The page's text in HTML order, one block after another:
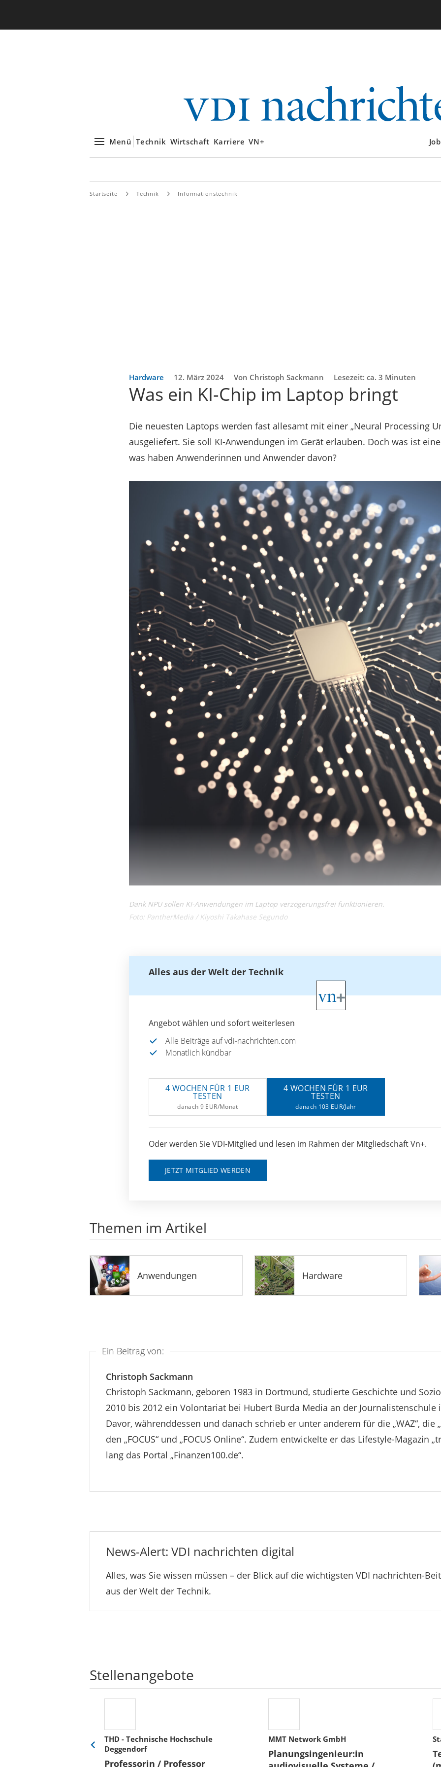
Menü Technik Wirtschaft Karriere VN+
Startseite Technik Informationstechnik
Hardware 12. März 2024 Von Christoph Sackmann Lesezeit: ca. 3 Minuten
Was ein KI-Chip im Laptop bringt
Die neuesten Laptops werden fast allesamt mit einer „Neural Processing
ausgeliefert. Sie soll KI-Anwendungen im Gerät erlauben. Doch was ist
was haben Anwenderinnen und Anwender davon?
Dank NPU sollen KI-Anwendungen im Laptop verzögerungsfrei funktionieren.
Foto: PantherMedia / Kiyoshi Takahase Segundo
Alles aus der Welt der Technik
Angebot wählen und sofort weiterlesen
Alle Beiträge auf vdi-nachrichten.com
Monatlich kündbar
4 WOCHEN FÜR 1 EUR
TESTEN
danach 9 EUR/Monat
4 WOCHEN FÜR 1 EUR
TESTEN
danach 103 EUR/Jahr
Oder werden Sie VDI-Mitglied und lesen im Rahmen der Mitgliedschaft Vn+.
JETZT MITGLIED WERDEN
Themen im Artikel
Anwendungen Hardware
Ein Beitrag von:
Christoph Sackmann
Christoph Sackmann, geboren 1983 in Dortmund, studierte Geschichte und
2010 bis 2012 ein Volontariat bei Hubert Burda Media an der Journalistenschule
Davor, währenddessen und danach schrieb er unter anderem für die „WAZ“, die
den „FOCUS“ und „FOCUS Online“. Zudem entwickelte er das Lifestyle-Magazin
lang das Portal „Finanzen100.de“.
News-Alert: VDI nachrichten digital
Alles, was Sie wissen müssen – der Blick auf die wichtigsten VDI nachrichten-
aus der Welt der Technik.
Stellenangebote
THD - Technische Hochschule
Deggendorf
Professorin / Professor
MMT Network GmbH
Planungsingenieur:in
Eine